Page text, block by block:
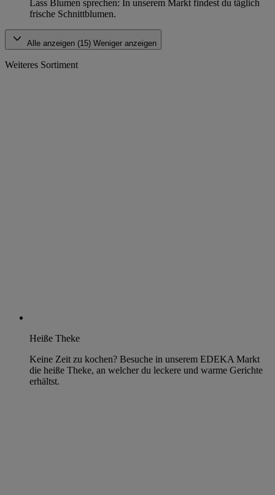
Lass Blumen sprechen: In unserem Markt findest du täglich
frische Schnittblumen.
Alle anzeigen (15) Weniger anzeigen
Weiteres Sortiment
Heiße Theke
Keine Zeit zu kochen? Besuche in unserem EDEKA Markt
die heiße Theke, an welcher du leckere und warme Gerichte
erhältst.